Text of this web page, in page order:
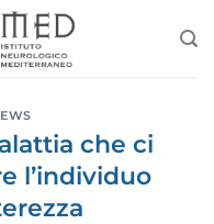
che ci
l’individuo